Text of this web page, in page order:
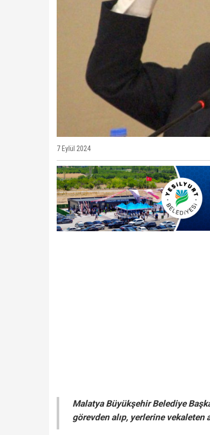
7 Eylül 2024
Malatya Büyükşehir Belediye
görevden alıp, yerlerine vekaleten